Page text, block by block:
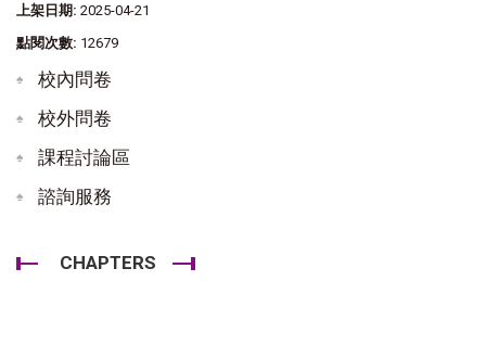
上架日期: 2025-04-21
點閱次數: 12679
校內問卷
校外問卷
課程討論區
諮詢服務
CHAPTERS